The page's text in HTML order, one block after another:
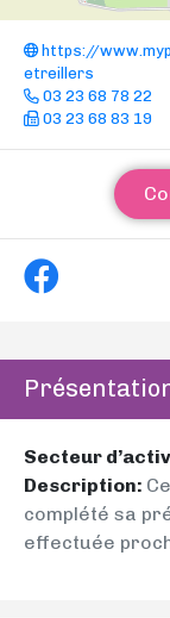
https://
etreillers
03 23 68 78 22
03 23 68 83 19
Secteur
Description:
complété sa
effectuée